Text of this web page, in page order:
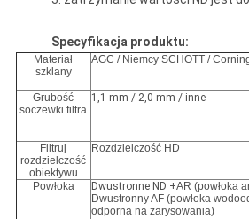
Specyfikacja produktu:
Materiał
szklany
AGC / Niemcy SCHOTT /
Grubość
soczewki filtra
1,1 mm / 2,0 mm / inne
Filtruj
rozdzielczość
obiektywu
Rozdzielczość HD
Powłoka Dwustronne ND +AR (powłoka
Dwustronny AF (powłoka
odporna na zarysowania)